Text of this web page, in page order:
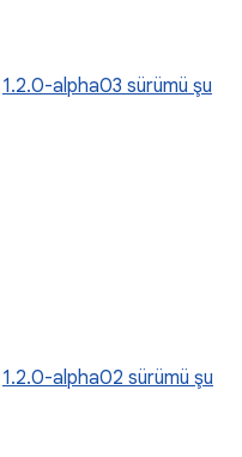
1.2.0-alpha03 sürümü şu
1.2.0-alpha02 sürümü şu